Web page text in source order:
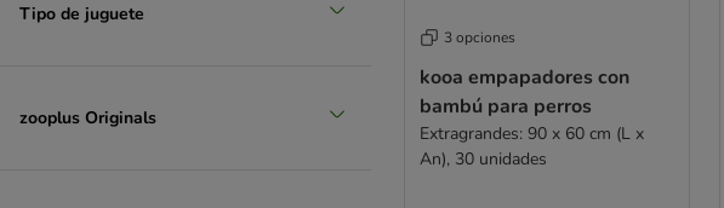
Tipo de juguete
zooplus Originals
3 opciones
kooa empapadores con
bambú para perros
Extragrandes: 90 x 60 cm (L x
An), 30 unidades